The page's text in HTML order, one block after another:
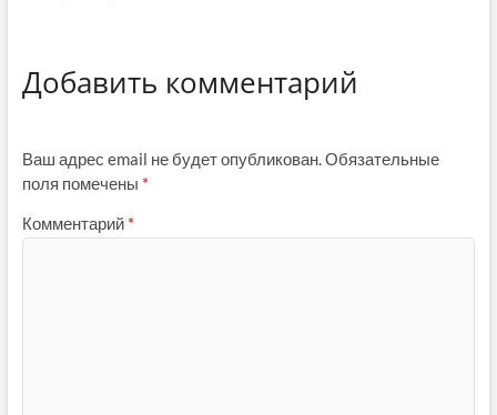
Добавить комментарий
Ваш адрес email не будет опубликован.Обязательные
поля помечены *
Комментарий *